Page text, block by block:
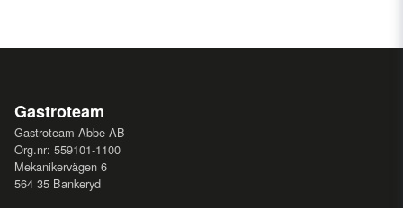
Gastroteam
Gastroteam Abbe AB
Org.nr: 559101-1100
Mekanikervägen 6
564 35 Bankeryd